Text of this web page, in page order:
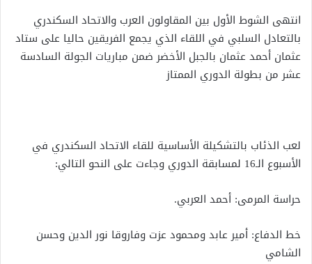
انتهى الشوط الأول بين المقاولون العرب والاتحاد السكندري
بالتعادل السلبي في اللقاء الذي يجمع الفريقين حاليا على ستاد
عثمان أحمد عثمان بالجبل الأخضر ضمن مباريات الجولة السادسة
عشر من بطولة الدوري الممتاز
لعب الذئاب بالتشكيلة الأساسية للقاء الاتحاد السكندري في
الأسبوع الـ16 لمسابقة الدوري وجاءت على النحو التالي:
حراسة المرمى: أحمد العربي.
خط الدفاع: أمير عابد ومحمود عزت وفاروقا نور الدين وحسن
الشامي